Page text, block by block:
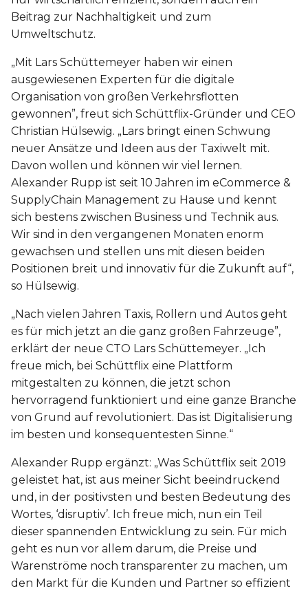
Beitrag zur Nachhaltigkeit und zum
Umweltschutz.
„Mit Lars Schüttemeyer haben wir einen
ausgewiesenen Experten für die digitale
Organisation von großen Verkehrsflotten
gewonnen”, freut sich Schüttflix-Gründer und CEO
Christian Hülsewig. „Lars bringt einen Schwung
neuer Ansätze und Ideen aus der Taxiwelt mit.
Davon wollen und können wir viel lernen.
Alexander Rupp ist seit 10 Jahren im eCommerce &
SupplyChain Management zu Hause und kennt
sich bestens zwischen Business und Technik aus.
Wir sind in den vergangenen Monaten enorm
gewachsen und stellen uns mit diesen beiden
Positionen breit und innovativ für die Zukunft auf“,
so Hülsewig.
„Nach vielen Jahren Taxis, Rollern und Autos geht
es für mich jetzt an die ganz großen Fahrzeuge”,
erklärt der neue CTO Lars Schüttemeyer. „Ich
freue mich, bei Schüttflix eine Plattform
mitgestalten zu können, die jetzt schon
hervorragend funktioniert und eine ganze Branche
von Grund auf revolutioniert. Das ist Digitalisierung
im besten und konsequentesten Sinne.“
Alexander Rupp ergänzt: „Was Schüttflix seit 2019
geleistet hat, ist aus meiner Sicht beeindruckend
und, in der positivsten und besten Bedeutung des
Wortes, ‘disruptiv’. Ich freue mich, nun ein Teil
dieser spannenden Entwicklung zu sein. Für mich
geht es nun vor allem darum, die Preise und
Warenströme noch transparenter zu machen, um
den Markt für die Kunden und Partner so effizient